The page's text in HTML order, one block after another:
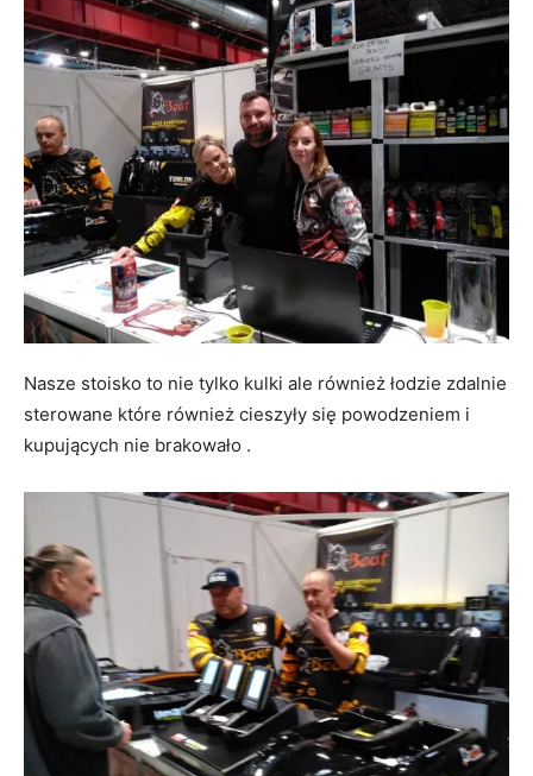
Nasze stoisko to nie tylko kulki ale również łodzie zdalnie
sterowane które również cieszyły się powodzeniem i
kupujących nie brakowało .